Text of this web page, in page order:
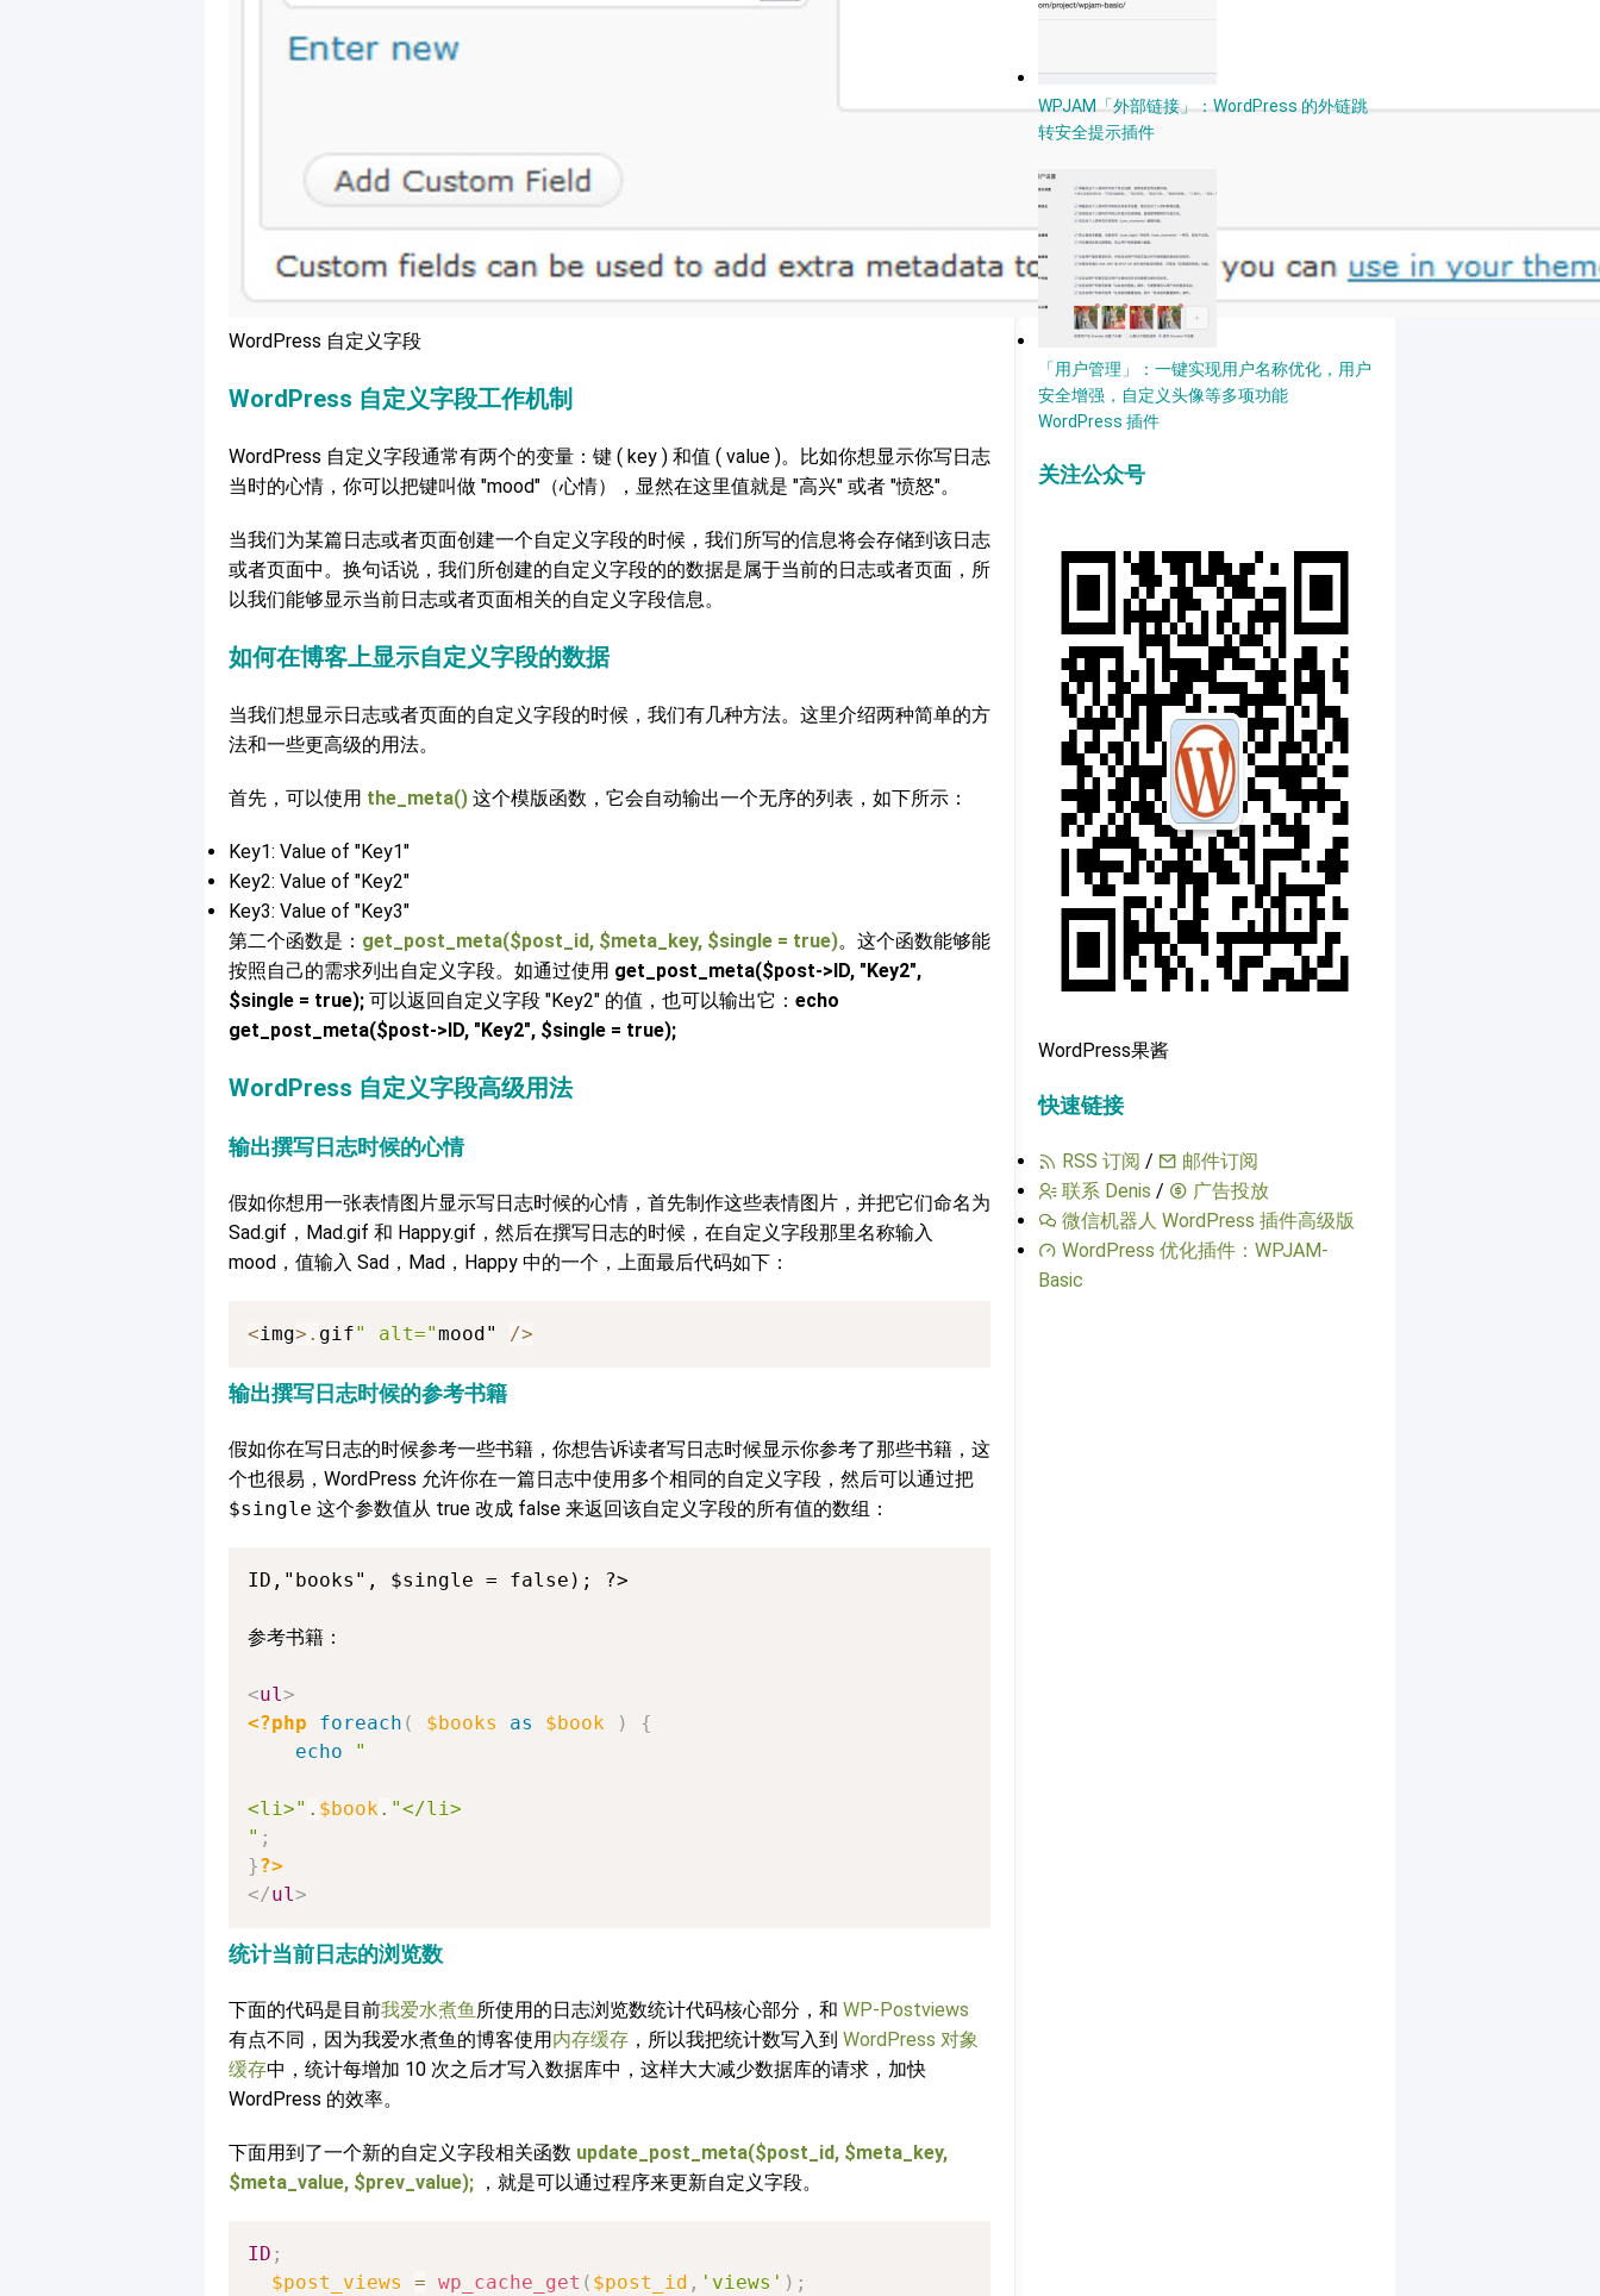
WordPress 自定义字段
WordPress 自定义字段工作机制
WordPress 自定义字段通常有两个的变量：键 ( key ) 和值 ( value )。比如你想显示你写日志
当时的心情，你可以把键叫做 "mood"（心情），显然在这里值就是 "高兴" 或者 "愤怒"。
当我们为某篇日志或者页面创建一个自定义字段的时候，我们所写的信息将会存储到该日志
或者页面中。换句话说，我们所创建的自定义字段的的数据是属于当前的日志或者页面，所
以我们能够显示当前日志或者页面相关的自定义字段信息。
如何在博客上显示自定义字段的数据
当我们想显示日志或者页面的自定义字段的时候，我们有几种方法。这里介绍两种简单的方
法和一些更高级的用法。
首先，可以使用 the_meta() 这个模版函数，它会自动输出一个无序的列表，如下所示：
Key1: Value of "Key1″
Key2: Value of "Key2″
Key3: Value of "Key3″
第二个函数是： get_post_meta($post_id, $meta_key, $single = true)。这个函数能够能
按照自己的需求列出自定义字段。如通过使用 get_post_meta($post->ID, "Key2″,
$single = true); 可以返回自定义字段 "Key2" 的值，也可以输出它： echo
get_post_meta($post->ID, "Key2″, $single = true);
WordPress 自定义字段高级用法
输出撰写日志时候的心情
假如你想用一张表情图片显示写日志时候的心情，首先制作这些表情图片，并把它们命名为
Sad.gif，Mad.gif 和 Happy.gif，然后在撰写日志的时候，在自定义字段那里名称输入
mood，值输入 Sad，Mad，Happy 中的一个，上面最后代码如下：
<img> . gif" alt="mood" />
输出撰写日志时候的参考书籍
假如你在写日志的时候参考一些书籍，你想告诉读者写日志时候显示你参考了那些书籍，这
个也很易，WordPress 允许你在一篇日志中使用多个相同的自定义字段，然后可以通过把
$single 这个参数值从 true 改成 false 来返回该自定义字段的所有值的数组：
ID,"books", $single = false); ?>
参考书籍：
<ul>
<?php
foreach ( $books as $book )
{
echo
"
<li>" . $book. "</li>
" ;
}?>
</ul>
统计当前日志的浏览数
下面的代码是目前我爱水煮鱼 所使用的日志浏览数统计代码核心部分，和 WP-Postviews
有点不同，因为我爱水煮鱼的博客使用内存缓存 ，所以我把统计数写入到 WordPress 对象
缓存中，统计每增加 10 次之后才写入数据库中，这样大大减少数据库的请求，加快
WordPress 的效率。
下面用到了一个新的自定义字段相关函数 update_post_meta($post_id, $meta_key,
$meta_value, $prev_value); ，就是可以通过程序来更新自定义字段。
ID ;
$post_views
= wp_cache_get ( $post_id , 'views' ) ;
WPJAM「外部链接」：WordPress 的外链跳
转安全提示插件
「用户管理」：一键实现用户名称优化，用户
安全增强，自定义头像等多项功能
WordPress 插件
关注公众号
WordPress果酱
快速链接
RSS 订阅 /
邮件订阅
联系 Denis /
广告投放
微信机器人 WordPress 插件高级版
WordPress 优化插件：WPJAM-
Basic